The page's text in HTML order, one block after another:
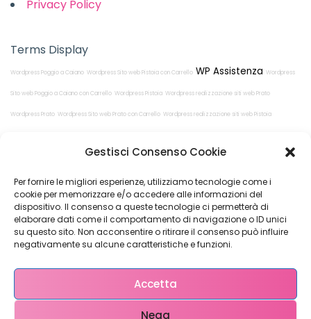
Gestisci Consenso Cookie
Per fornire le migliori esperienze, utilizziamo tecnologie come i
cookie per memorizzare e/o accedere alle informazioni del
dispositivo. Il consenso a queste tecnologie ci permetterà di
elaborare dati come il comportamento di navigazione o ID unici
su questo sito. Non acconsentire o ritirare il consenso può influire
negativamente su alcune caratteristiche e funzioni.
Accetta
Nega
Privacy Policy
Terms Display
Wordpress Poggio a Caiano Wordpress Sito web Pistoia con Carrello WP Assistenza Wordpress
Sito web Poggio a Caiano con Carrello Wordpress Pistoia Wordpress realizzazione siti web Prato
Wordpress Prato Wordpress Sito web Prato con Carrello Wordpress realizzazione siti web Pistoia
Restiamo in
contatto!